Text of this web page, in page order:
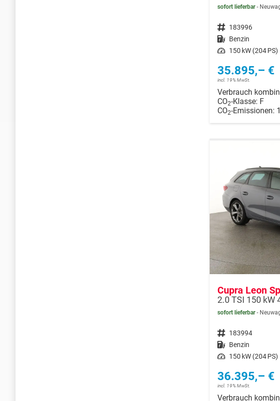
sofort lieferbar
Fahrzeugnr. 183996
Kraftstoff Benzin
Leistung 150 kW (204 PS)
35.895,– €
incl. 19% MwSt.
Verbrauch
CO2-Klasse: F
CO2-Emissionen:
Cupra Leon
sofort lieferbar
Fahrzeugnr. 183994
Kraftstoff Benzin
Leistung 150 kW (204 PS)
36.395,– €
incl. 19% MwSt.
Verbrauch